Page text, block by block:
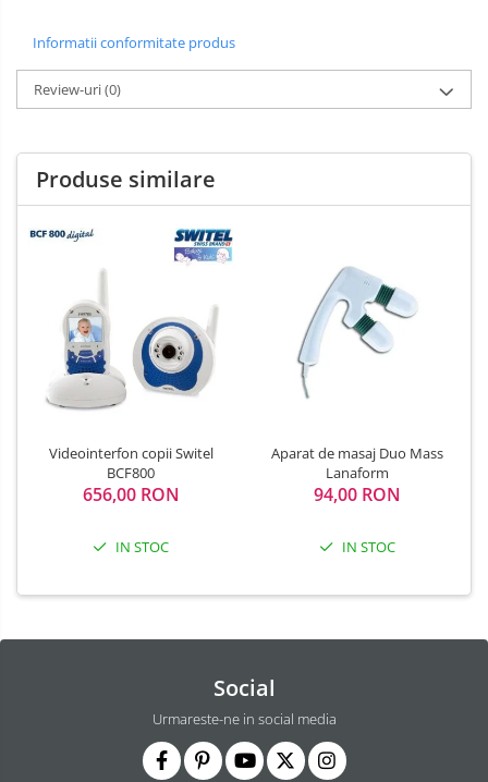
Informatii conformitate produs
Review-uri(0)
Produse similare
Videointerfon copii Switel
BCF800
656,00 RON
IN STOC
Aparat de masaj Duo Mass
Lanaform
94,00 RON
IN STOC
Social
Urmareste-ne in social media